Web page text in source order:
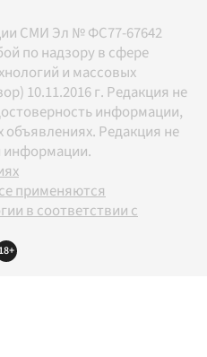
СМИ Эл № ФС77-67642
по надзору в сфере
и массовых
10.11.2016 г. Редакция не
информации,
Редакция не
информации.
применяются
в соответствии с